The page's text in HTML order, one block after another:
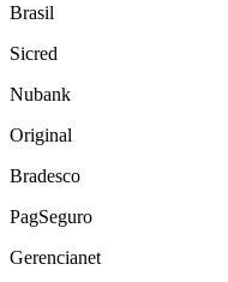
Brasil
Sicred
Nubank
Original
Bradesco
PagSeguro
Gerencianet